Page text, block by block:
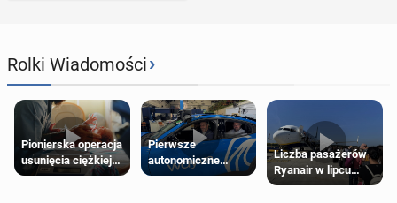
Rolki Wiadomości›
Pionierska operacja
usunięcia ciężkiej
wady wrodzonej
Pierwsze
autonomiczne
Ubery pojawią się
Liczba pasażerów
Ryanair w lipcu
pobiła rekord